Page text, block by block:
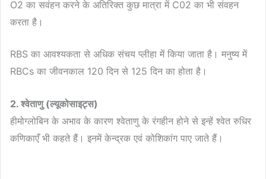
O2 का सवंहन करने के अतिरिक्त कुछ मात्रा में C02 का भी संवहन
करता है।
RBS का आवश्यकता से अधिक संचय प्लीहा में किया जाता है। मनुष्य में
RBCs का जीवनकाल 120 दिन से 125 दिन का होता है।
2. श्वेताणु (ल्यूकोसाइट्स)
हीमोग्लोबिन के अभाव के कारण श्वेताणु के रंगहीन होने से इन्हें श्वेत रुधिर
कणिकाएँ भी कहते हैं। इनमें केन्द्रक एवं कोशिकांग पाए जाते हैं।